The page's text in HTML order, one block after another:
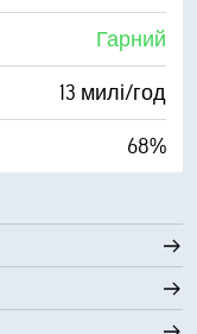
10 милі
30000 фута
Гарний
13 милі/год
68%
0 (Темно)
2%